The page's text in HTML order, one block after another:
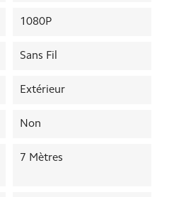
1080P
Sans Fil
Extérieur
Non
7 Mètres